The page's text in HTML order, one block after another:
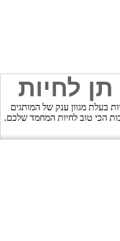
לחיות
בעלת מגוון ענק של המותגים
הכי טוב לחיות המחמד שלכם.